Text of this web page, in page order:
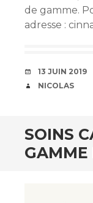
de gamme.
adresse :
DATE
13 JUIN 2019
AUTEUR
NICOLAS
SOINS
GAMME